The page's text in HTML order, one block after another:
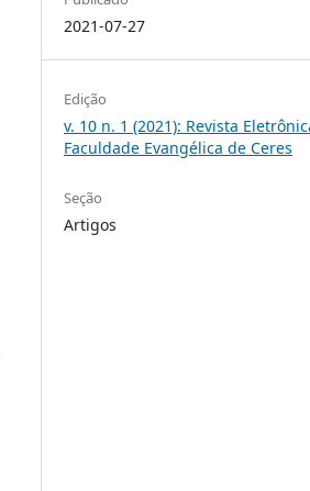
2021-07-27
Edição
v. 10 n. 1 (2021): Revista
Faculdade Evangélica de Ceres
Seção
Artigos